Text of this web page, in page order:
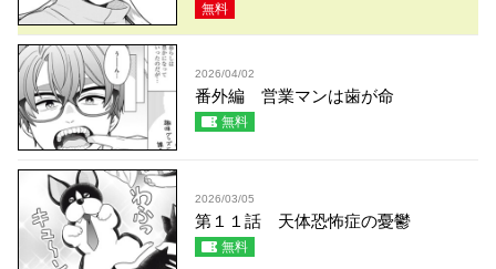
無料
2026/04/02
番外編 営業マンは歯が命
無料
2026/03/05
第１１話 天体恐怖症の憂鬱
無料